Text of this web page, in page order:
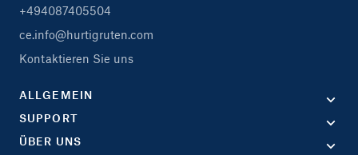
+494087405504
ce.info@hurtigruten.com
Kontaktieren Sie uns
ALLGEMEIN
SUPPORT
ÜBER UNS